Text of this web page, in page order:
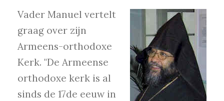
Vader Manuel vertelt
graag over zijn
Armeens-orthodoxe
Kerk. "De Armeense
orthodoxe kerk is al
sinds de 17de eeuw in